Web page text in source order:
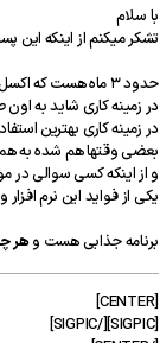
با سلام
تشکر میکنم از اینکه این
حدود 3 ماه هست که اکسل رو بصورت جدی دنبال میکنم
در زمینه کاری شاید به
در زمینه کاری بهترین
بعضی وقتها هم شده به
و از اینکه کسی سوالی در
یکی از فواید این نرم
برنامه جذابی هست وهر
[CENTER]
[SIGPIC][/SIGPIC]